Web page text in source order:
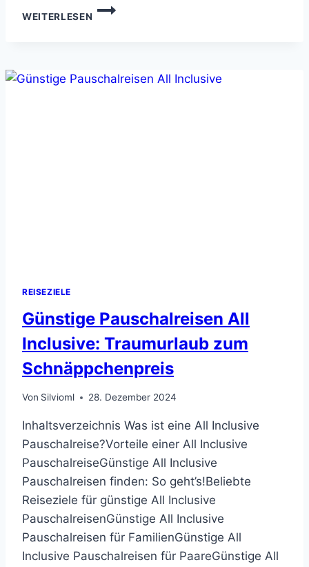
WEITERLESEN
ALBENA
ORT,
REISEZIELE
Günstige Pauschalreisen All
Inclusive: Traumurlaub zum
Schnäppchenpreis
Von Silvioml 28. Dezember 2024
Inhaltsverzeichnis Was ist eine All Inclusive
Pauschalreise?Vorteile einer All Inclusive
PauschalreiseGünstige All Inclusive
Pauschalreisen finden: So geht’s!Beliebte
Reiseziele für günstige All Inclusive
PauschalreisenGünstige All Inclusive
Pauschalreisen für FamilienGünstige All
Inclusive Pauschalreisen für PaareGünstige All